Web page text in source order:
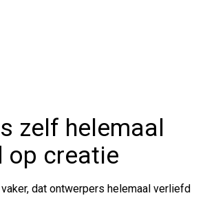
zelf helemaal
op creatie
dat ontwerpers helemaal verliefd